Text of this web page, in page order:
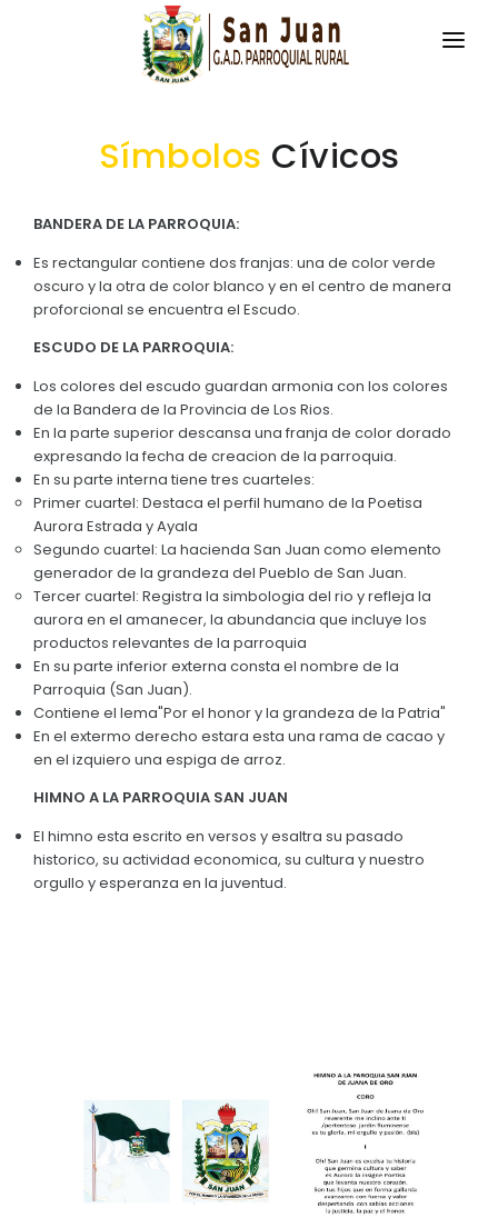
LA PARROQUIA
Historia Antigua
Datos Generales
GEOGRAFÍA
Ubicación
Clima
GAD
TRANSPARENCIA
NEW
GESTIÓN Y PRESUPUESTO
GESTIÓN INSTITUCIONAL
Sesiones Ordinarias
Sesiones Extraordinarias
Resoluciones
Convocatorias
GESTIÓN ADMINISTRATIVA
Plan de desarrollo y Ordenamiento Territorial -
Plan Anual Contratación - PAC
Plan Operativo Anual - POA
Convenios Institucionales
PRESUPUESTO: EJECUCIÓN Y REPORTES
Procesos de contratación
Ejecución Presupuestaria
CIUDADANÍA ACTIVA
Solicitud de acceso información pública
TURISMO
Símbolos Cívicos
BANDERA DE LA PARROQUIA:
Es rectangular contiene dos franjas: una de color verde
oscuro y la otra de color blanco y en el centro de manera
proforcional se encuentra el Escudo.
ESCUDO DE LA PARROQUIA:
Los colores del escudo guardan armonia con los colores
de la Bandera de la Provincia de Los Rios.
En la parte superior descansa una franja de color dorado
expresando la fecha de creacion de la parroquia.
En su parte interna tiene tres cuarteles:
Primer cuartel: Destaca el perfil humano de la Poetisa
Aurora Estrada y Ayala
Segundo cuartel: La hacienda San Juan como elemento
generador de la grandeza del Pueblo de San Juan.
Tercer cuartel: Registra la simbologia del rio y refleja la
aurora en el amanecer, la abundancia que incluye los
productos relevantes de la parroquia
En su parte inferior externa consta el nombre de la
Parroquia (San Juan).
Contiene el lema"Por el honor y la grandeza de la Patria"
En el extermo derecho estara esta una rama de cacao y
en el izquiero una espiga de arroz.
HIMNO A LA PARROQUIA SAN JUAN
El himno esta escrito en versos y esaltra su pasado
historico, su actividad economica, su cultura y nuestro
orgullo y esperanza en la juventud.